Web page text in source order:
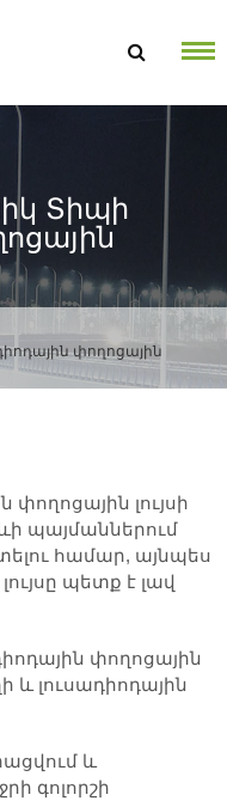
Տիպի
փողոցային
փողոցային լույսի
պայմաններում
համար, այնպես
պետք է լավ
փողոցային
և լուսադիոդային
և
գոլորշի